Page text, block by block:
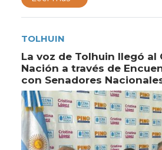
TOLHUIN
La voz de Tolhuin llegó al
Nación a través de
con Senadores